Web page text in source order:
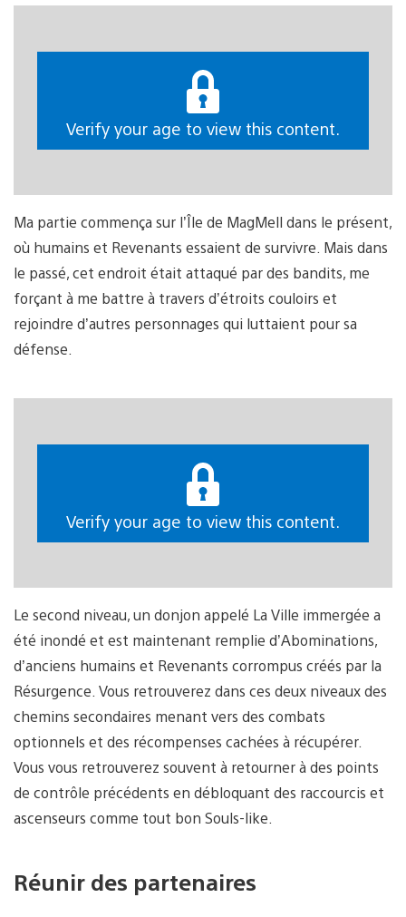
Verify your age to view this content.
Ma partie commença sur l’Île de MagMell dans le présent,
où humains et Revenants essaient de survivre. Mais dans
le passé, cet endroit était attaqué par des bandits, me
forçant à me battre à travers d’étroits couloirs et
rejoindre d’autres personnages qui luttaient pour sa
défense.
Verify your age to view this content.
Le second niveau, un donjon appelé La Ville immergée a
été inondé et est maintenant remplie d’Abominations,
d’anciens humains et Revenants corrompus créés par la
Résurgence. Vous retrouverez dans ces deux niveaux des
chemins secondaires menant vers des combats
optionnels et des récompenses cachées à récupérer.
Vous vous retrouverez souvent à retourner à des points
de contrôle précédents en débloquant des raccourcis et
ascenseurs comme tout bon Souls-like.
Réunir des partenaires